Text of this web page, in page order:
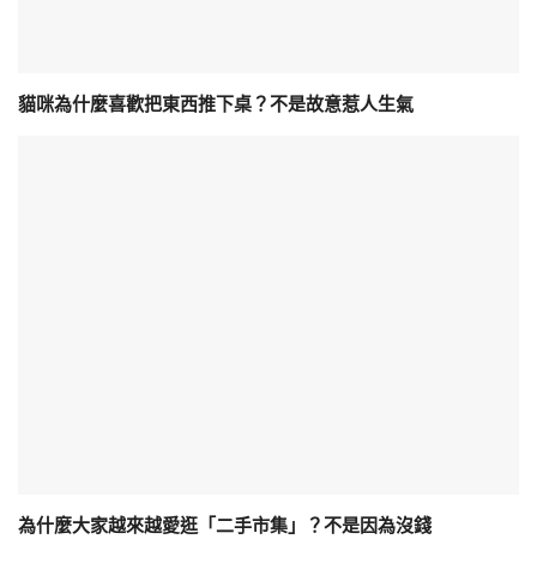
貓咪為什麼喜歡把東西推下桌？不是故意惹人生氣
為什麼大家越來越愛逛「二手市集」？不是因為沒錢